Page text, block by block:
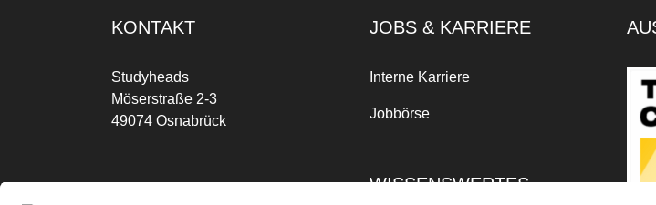
KONTAKT
Studyheads
Möserstraße 2-3
49074 Osnabrück
JOBS & KARRIERE
Interne Karriere
Jobbörse
WISSENSWERTES